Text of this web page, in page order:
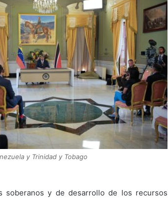
y Trinidad y Tobago
soberanos y de desarrollo de los recursos